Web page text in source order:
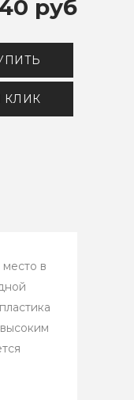
руб
КЛИК
в